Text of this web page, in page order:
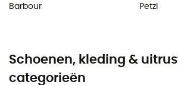
Barbour
Petzl
Schoenen, kleding &
categorieën